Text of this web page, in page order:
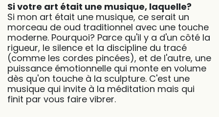
Si votre art était une musique, laquelle?
Si mon art était une musique, ce serait un
morceau de oud traditionnel avec une touche
moderne. Pourquoi? Parce qu'il y a d'un côté la
rigueur, le silence et la discipline du tracé
(comme les cordes pincées), et de l'autre, une
puissance émotionnelle qui monte en volume
dès qu'on touche à la sculpture. C'est une
musique qui invite à la méditation mais qui
finit par vous faire vibrer.